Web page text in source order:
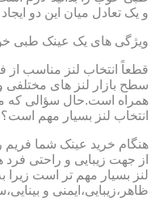
و یک تعادل میان این دو ایجاد
ویژگی های یک عینک طبی
قطعاً انتخاب لنز مناسب از
سطح بازار لنز های مختلفی
همراه است.حال سؤالی که
انتخاب لنز بسیار مهم است؟
هنگام خرید عینک شما فریم
از جهت زیبایی و راحتی
لنز بسیار مهم تر است زیرا
ظاهر،زیبایی،ایمنی و